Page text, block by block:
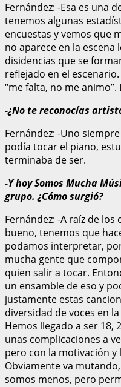
Fernández: -Esa es una
tenemos algunas
encuestas y vemos que
no aparece en la escena
disidencias que se
reflejado en el
“me falta, no me animo”.
-¿No te reconocías
Fernández: -Uno
podía tocar el piano,
terminaba de ser.
-Y hoy Somos Mucha
grupo. ¿Cómo surgió?
Fernández: -A raíz de
bueno, tenemos que
podamos interpretar,
mucha gente que
quien salir a tocar.
un ensamble de eso y
justamente estas
diversidad de voces en
Hemos llegado a ser 18,
unas complicaciones a
pero con la motivación y
Obviamente va
somos menos, pero